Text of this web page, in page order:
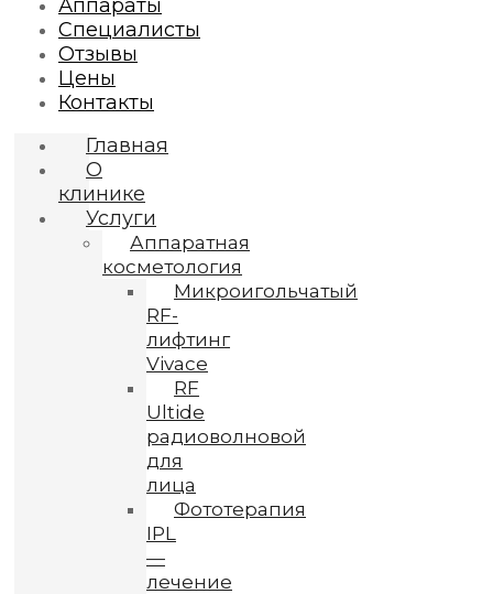
Аппараты
Специалисты
Отзывы
Цены
Контакты
Главная
О
клинике
Услуги
Аппаратная
косметология
Микроигольчатый
RF-
лифтинг
Vivace
RF
Ultide
радиоволновой
для
лица
Фототерапия
IPL
—
лечение